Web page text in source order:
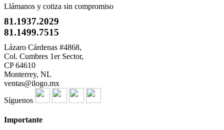
Llámanos y cotiza sin compromiso
81.1937.2029
81.1499.7515
Lázaro Cárdenas #4868,
Col. Cumbres 1er Sector,
CP 64610
Monterrey, NL
ventas@ilogo.mx
Síguenos
Importante